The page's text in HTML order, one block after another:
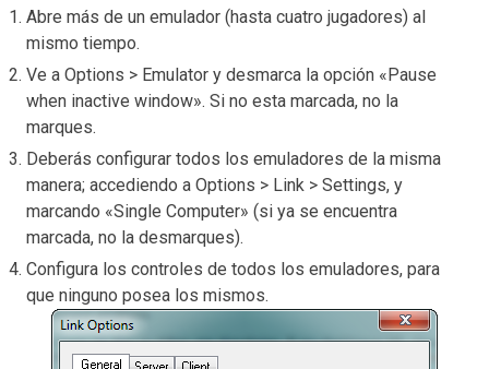
Abre más de un emulador (hasta cuatro jugadores) al
mismo tiempo.
Ve a Options > Emulator y desmarca la opción «Pause
when inactive window». Si no esta marcada, no la
marques.
Deberás configurar todos los emuladores de la misma
manera; accediendo a Options > Link > Settings, y
marcando «Single Computer» (si ya se encuentra
marcada, no la desmarques).
Configura los controles de todos los emuladores, para
que ninguno posea los mismos.